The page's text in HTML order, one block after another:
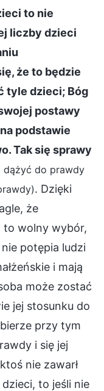
to nie
liczby dzieci
że to będzie
tyle dzieci; Bóg
postawy
podstawie
Tak się sprawy
dążyć do prawdy
. Dzięki
że
to wolny wybór,
potępia ludzi
i mają
może zostać
jej stosunku do
przy tym
i się jej
nie zawarł
to jeśli nie